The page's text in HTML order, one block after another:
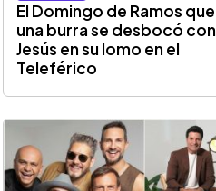
El Domingo de Ramos que
una burra se desbocó con
Jesús en su lomo en el
Teleférico